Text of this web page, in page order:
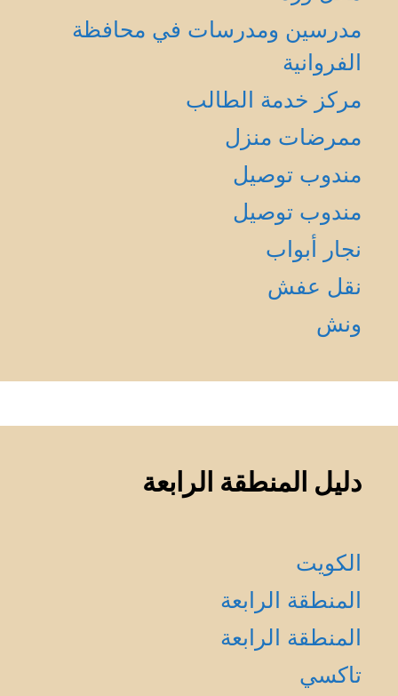
مدرسين ومدرسات في محافظة
الفروانية
مركز خدمة الطالب
ممرضات منزل
مندوب توصيل
مندوب توصيل
نجار أبواب
نقل عفش
ونش
دليل المنطقة الرابعة
الكويت
المنطقة الرابعة
المنطقة الرابعة
تاكسي